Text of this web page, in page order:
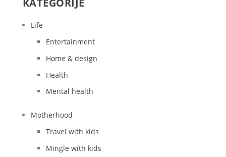
Life
Entertainment
Home & design
Health
Mental health
Motherhood
Travel with kids
Mingle with kids